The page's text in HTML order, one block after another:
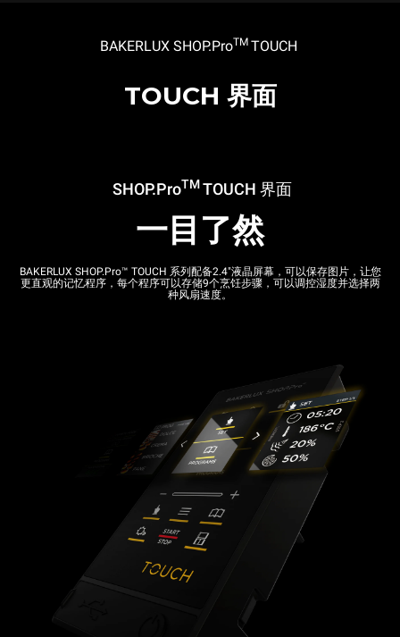
BAKERLUX SHOP.ProTM TOUCH
TOUCH 界面
SHOP.ProTMTOUCH 界面
一目了然
BAKERLUX SHOP.Pro™ TOUCH 系列配备2.4"液晶屏幕，可以保存图片，让您
更直观的记忆程序，每个程序可以存储9个烹饪步骤，可以调控湿度并选择两
种风扇速度。